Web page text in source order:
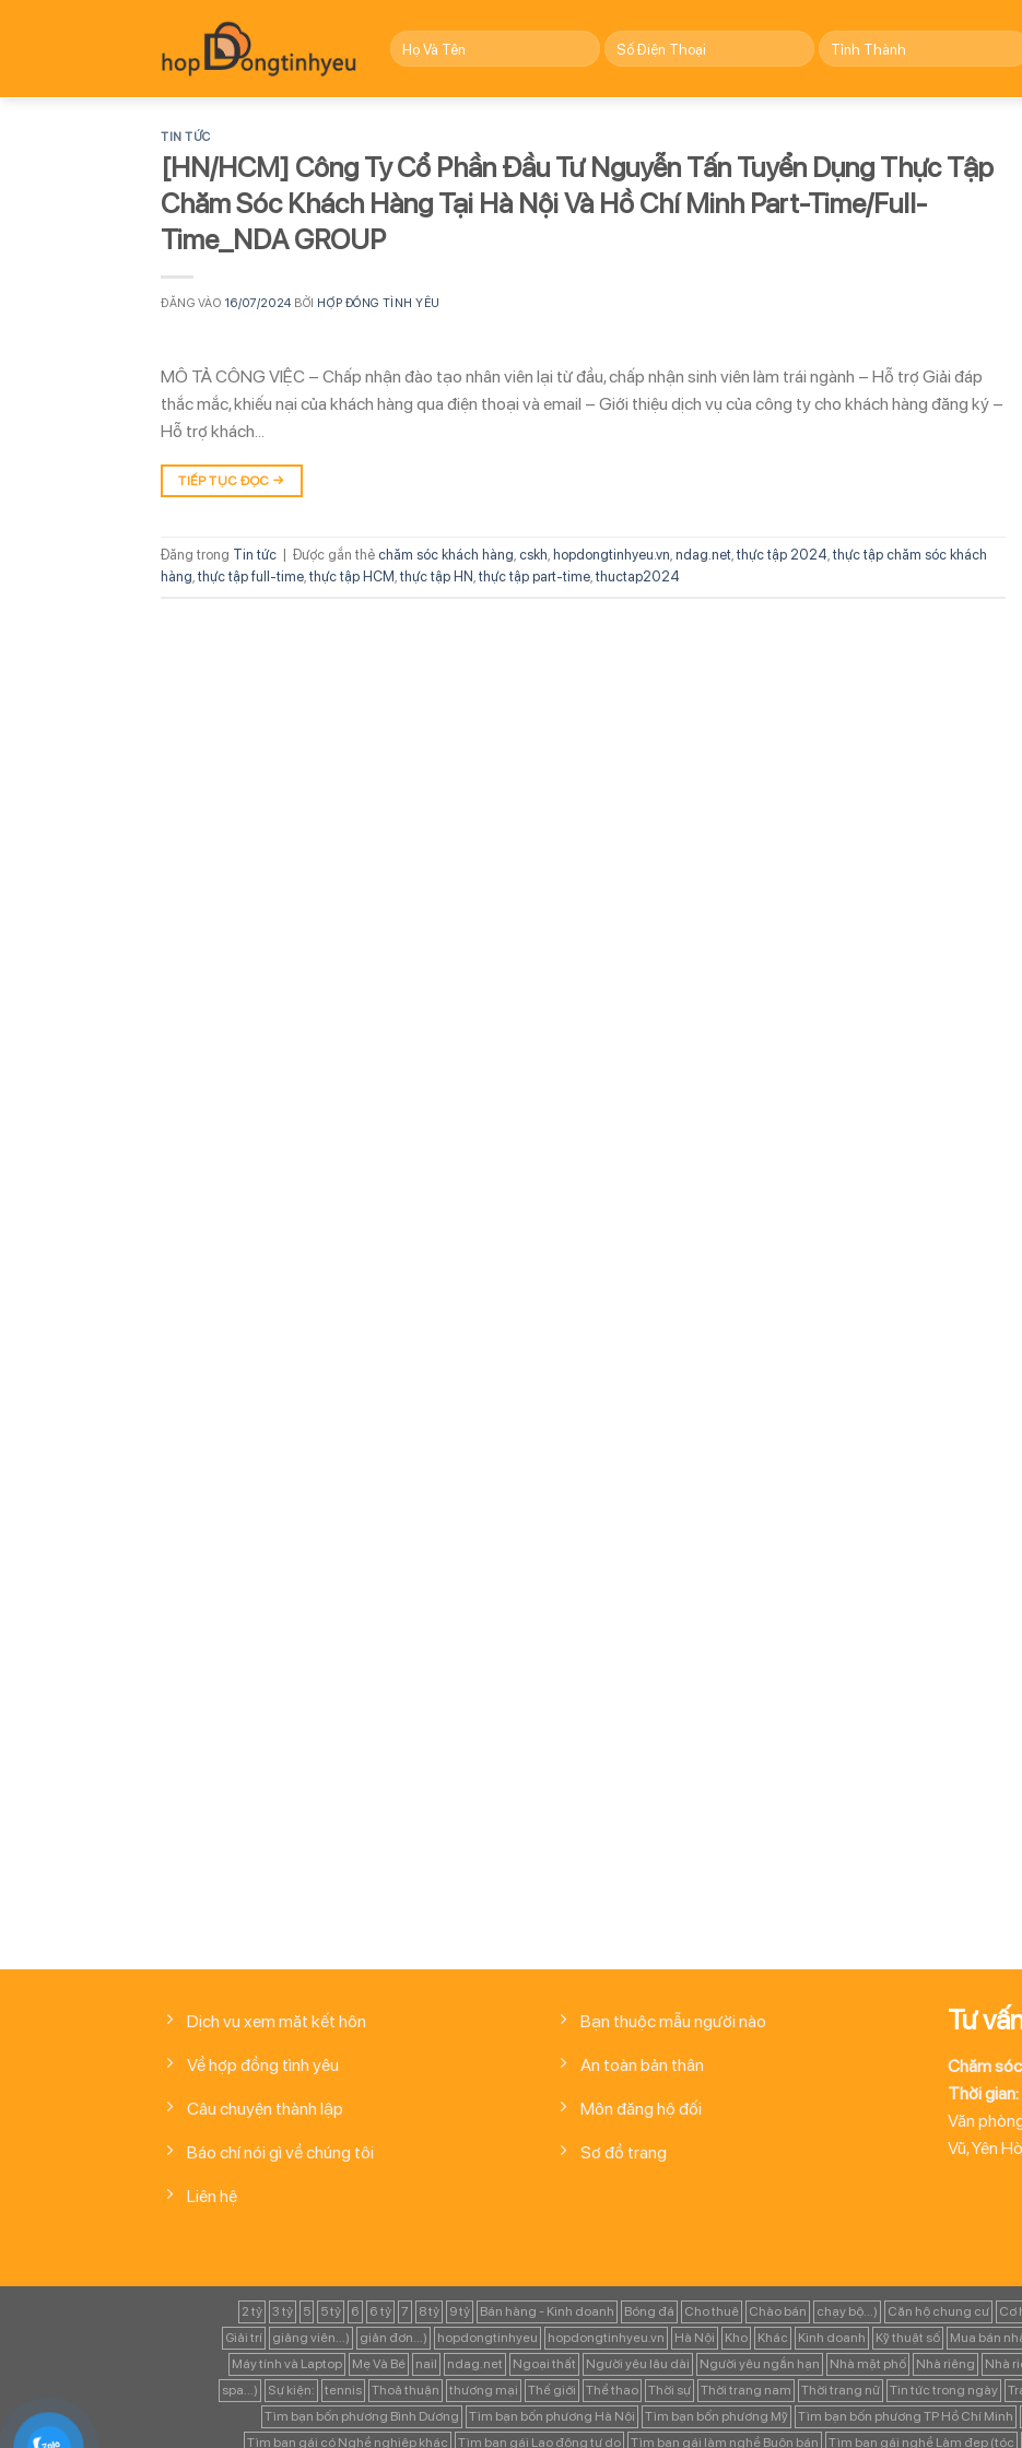
dung
TIN TỨC
[HN/HCM] Công Ty Cổ Phần Đầu Tư Nguyễn Tấn Tuyển Dụng Thực Tập
Chăm Sóc Khách Hàng Tại Hà Nội Và Hồ Chí Minh Part-Time/Full-
Time_NDA GROUP
ĐĂNG VÀO 16/07/2024 BỞI HỢP ĐỒNG TÌNH YÊU
MÔ TẢ CÔNG VIỆC – Chấp nhận đào tạo nhân viên lại từ đầu, chấp nhận sinh viên làm trái ngành – Hỗ trợ Giải đáp
thắc mắc, khiếu nại của khách hàng qua điện thoại và email – Giới thiệu dịch vụ của công ty cho khách hàng đăng ký –
Hỗ trợ khách…
TIẾP TỤC ĐỌC →
Đăng trong Tin tức Được gắn thẻ chăm sóc khách hàng cskh hopdongtinhyeu.vn ndag.net thực tập 2024 thực tập chăm sóc khách
hàng thực tập full-time thực tập HCM thực tập HN thực tập part-time thuctap2024
Dịch vụ xem mặt kết hôn
Về hợp đồng tình yêu
Câu chuyện thành lập
Báo chí nói gì về chúng tôi
Liên hệ
Bạn thuộc mẫu người nào
An toàn bản thân
Môn đăng hộ đối
Sơ đồ trang
Tư
Chăm
Thời
Văn
Vũ, Yên
2 tỷ 3 tỷ 5 5 tỷ 6 6 tỷ 7 8 tỷ 9 tỷ Bán hàng - Kinh doanh Bóng đá Cho thuê Chào bán chạy bộ...) Căn hộ chung cư Cơ
Giải trí
giảng viên...) giản đơn...) hopdongtinhyeu hopdongtinhyeu.vn Hà Nội Kho Khác Kinh doanh Kỹ thuật số Mua bán
Máy tính và Laptop
Mẹ Và Bé nail ndag.net Ngoại thất Người yêu lâu dài Người yêu ngắn hạn Nhà mặt phố Nhà riêng Nhà
spa...)
Sự kiện: tennis Thoả thuận thương mại Thế giới Thể thao Thời sự Thời trang nam Thời trang nữ Tin tức trong ngày
Tìm bạn bốn phương Bình Dương
Tìm bạn bốn phương Hà Nội Tìm bạn bốn phương Mỹ Tìm bạn bốn phương TP Hồ Chí Minh
Tìm bạn gái có Nghề nghiệp khác
Tìm bạn gái Lao động tự do Tìm bạn gái làm nghề Buôn bán Tìm bạn gái nghề Làm đẹp (tóc